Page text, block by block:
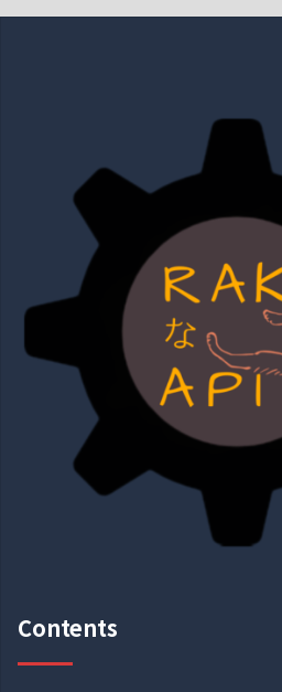
Contents